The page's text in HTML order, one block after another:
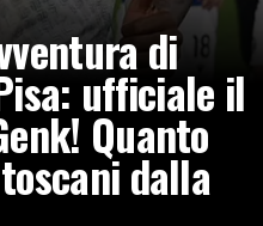
di
ufficiale il
Quanto
dalla